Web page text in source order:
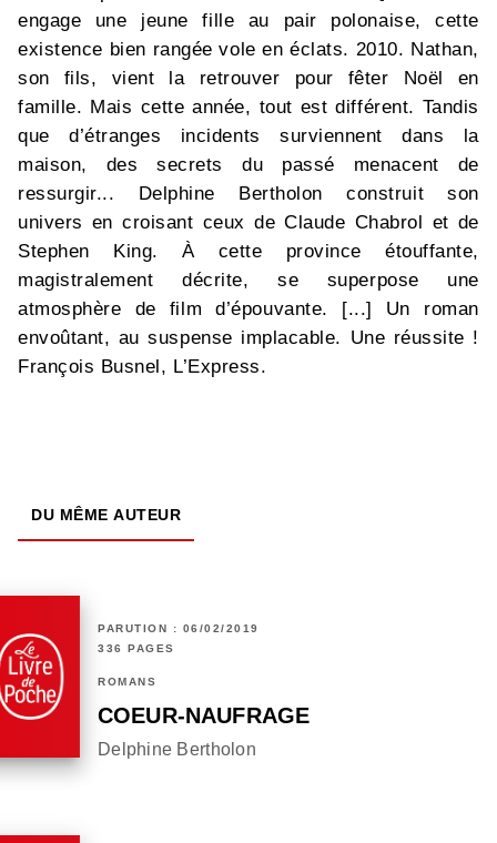
engage une jeune fille au pair polonaise, cette
existence bien rangée vole en éclats. 2010. Nathan,
son fils, vient la retrouver pour fêter Noël en
famille. Mais cette année, tout est différent. Tandis
que d’étranges incidents surviennent dans la
maison, des secrets du passé menacent de
ressurgir... Delphine Bertholon construit son
univers en croisant ceux de Claude Chabrol et de
Stephen King. À cette province étouffante,
magistralement décrite, se superpose une
atmosphère de film d’épouvante. [...] Un roman
envoûtant, au suspense implacable. Une réussite !
François Busnel, L’Express.
DU MÊME AUTEUR
PARUTION : 06/02/2019
336 PAGES
ROMANS
COEUR-NAUFRAGE
Delphine Bertholon